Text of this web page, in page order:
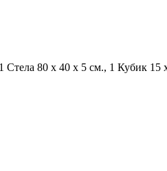
80 х 40 х 5 см., 1 Кубик